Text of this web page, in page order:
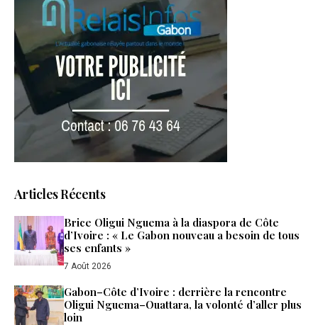
Articles Récents
Brice Oligui Nguema à la diaspora de Côte
d’Ivoire : « Le Gabon nouveau a besoin de tous
ses enfants »
7 Août 2026
Gabon–Côte d’Ivoire : derrière la rencontre
Oligui Nguema–Ouattara, la volonté d’aller plus
loin